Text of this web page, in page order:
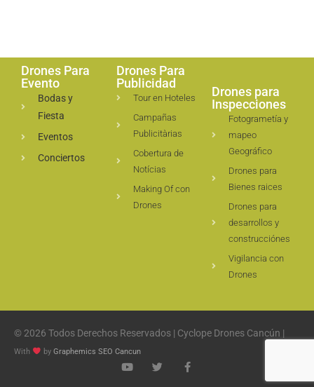
Drones Para
Evento
Bodas y
Fiesta
Eventos
Conciertos
Drones Para
Publicidad
Tour en Hoteles
Campañas
Publicitàrias
Cobertura de
Notícias
Making Of con
Drones
Drones para
Inspecciones
Fotogrametía y
mapeo
Geográfico
Drones para
Bienes raices
Drones para
desarrollos y
construcciónes
Vigilancia con
Drones
© 2026 Todos Derechos Reservados | Cyclope Drones Cancún |
With by Graphemics SEO Cancun